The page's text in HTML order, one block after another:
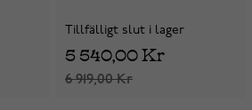
Tillfälligt slut i lager
6 919,00 Kr
5 540,00 Kr